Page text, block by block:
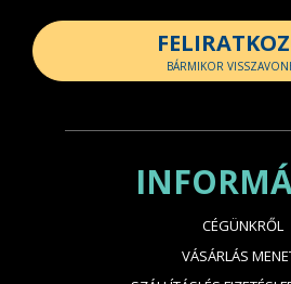
BÁRMIKOR
CÉGÜNKRŐL
VÁSÁRLÁS